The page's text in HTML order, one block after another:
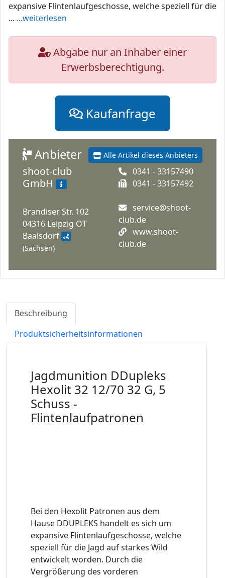
expansive Flintenlaufgeschosse, welche speziell für die
... ...weiterlesen
Abgabe nur an Inhaber einer
Erwerbsberechtigung.
Kaufanfrage
Alle Artikel dieses Anbieters
Anbieter
shoot-club
GmbH
Brandiser Str. 102
04316 Leipzig OT
Baalsdorf
(Sachsen)
0341 - 33157490
0341 - 33157492
service@shoot-
club.de
www.shoot-
club.de
Beschreibung
Produktsicherheitsinformationen
Jagdmunition DDupleks
Hexolit 32 12/70 32 G, 5
Schuss -
Flintenlaufpatronen
Bei den Hexolit Patronen aus dem
Hause DDUPLEKS handelt es sich um
expansive Flintenlaufgeschosse, welche
speziell für die Jagd auf starkes Wild
entwickelt worden. Durch die
Vergrößerung des vorderen